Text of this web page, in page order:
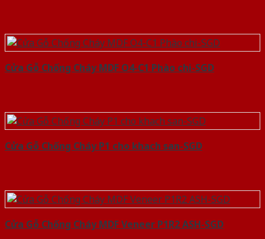
Cửa Gỗ Chống Cháy MDF O4-C1 Phào chi-SGD
Cửa Gỗ Chống Cháy P1 cho khach san-SGD
Cửa Gỗ Chống Cháy MDF Veneer P1R2 ASH-SGD